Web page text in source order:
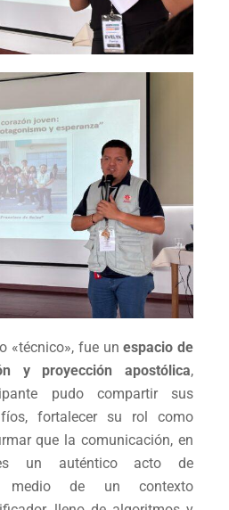
«técnico», fue unespacio de
y proyección apostólica,
pudo compartir sus
fortalecer su rol como
que la comunicación, en
un auténtico acto de
medio de un contexto